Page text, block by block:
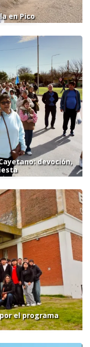
en Pico
devoción,
el programa